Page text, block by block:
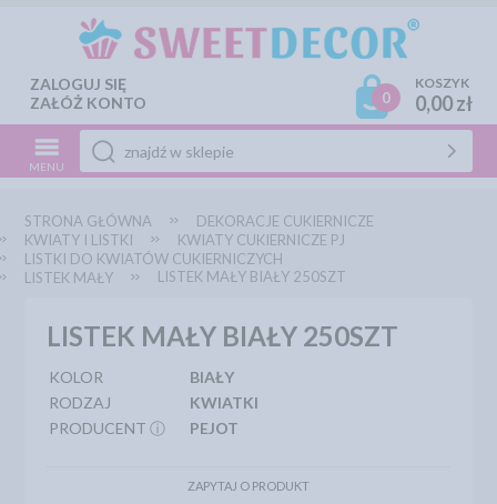
ZALOGUJ SIĘ
ZAŁÓŻ KONTO
0
KOSZYK
0,00 zł
MENU
STRONA GŁÓWNA
DEKORACJE CUKIERNICZE
KWIATY I LISTKI
KWIATY CUKIERNICZE PJ
LISTKI DO KWIATÓW CUKIERNICZYCH
LISTEK MAŁY
LISTEK MAŁY BIAŁY 250SZT
LISTEK MAŁY BIAŁY 250SZT
KOLOR
BIAŁY
RODZAJ
KWIATKI
PRODUCENT ⓘ
PEJOT
ZAPYTAJ O PRODUKT